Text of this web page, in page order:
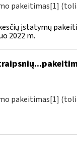
pakeitimas[1]
įstatymų
2022 m.
pakeitimas[1]